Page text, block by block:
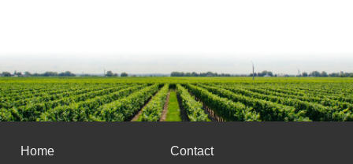
Home Contact